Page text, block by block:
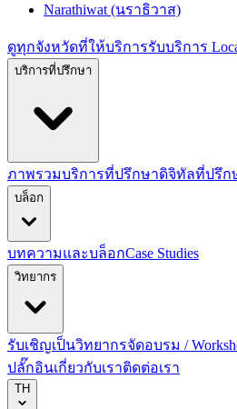
Narathiwat (นราธิวาส)
ดูทุกจังหวัดที่ให้บริการรับบริการ
บริการที่ปรึกษา
ภาพรวมบริการที่ปรึกษาดิจิทัลที่ปรึก
บล็อก
บทความและบล็อกCase Studies
วิทยากร
รับเชิญเป็นวิทยากรจัดอบรม /
ปลั๊กอินเกี่ยวกับเราติดต่อเรา
TH